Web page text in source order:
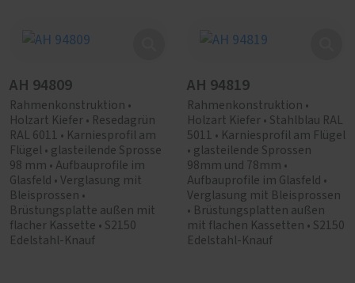
AH 94809
Rahmenkonstruktion •
Holzart Kiefer • Resedagrün
RAL 6011 • Karniesprofil am
Flügel • glasteilende Sprosse
98 mm • Aufbauprofile im
Glasfeld • Verglasung mit
Bleisprossen •
Brüstungsplatte außen mit
flacher Kassette • S2150
Edelstahl-Knauf
AH 94819
Rahmenkonstruktion •
Holzart Kiefer • Stahlblau RAL
5011 • Karniesprofil am Flügel
• glasteilende Sprossen
98mm und 78mm •
Aufbauprofile im Glasfeld •
Verglasung mit Bleisprossen
• Brüstungsplatten außen
mit flachen Kassetten • S2150
Edelstahl-Knauf